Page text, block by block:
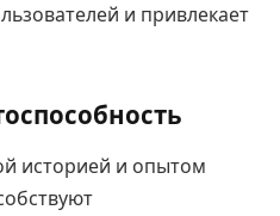
и привлекает
историей и опытом